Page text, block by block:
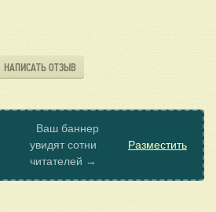
НАПИСАТЬ ОТЗЫВ
Ваш баннер
увидят сотни
читателей →
Разместить